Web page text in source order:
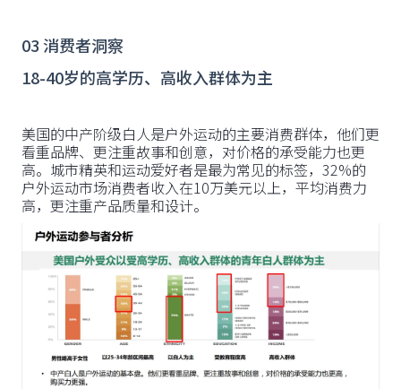
03 消费者洞察
18-40岁的高学历、高收入群体为主
美国的中产阶级白人是户外运动的主要消费群体，他们更
看重品牌、更注重故事和创意，对价格的承受能力也更
高。城市精英和运动爱好者是最为常见的标签，32%的
户外运动市场消费者收入在10万美元以上，平均消费力
高，更注重产品质量和设计。